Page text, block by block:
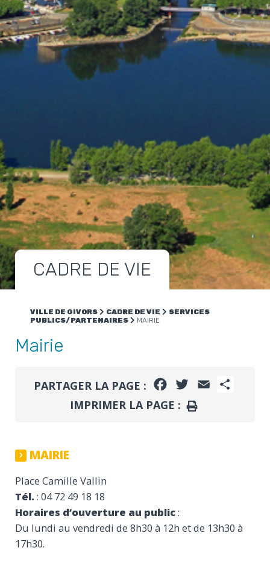
CADRE DE VIE
VILLE DE GIVORS CADRE DE VIE
SERVICES
PUBLICS/PARTENAIRES
MAIRIE
Mairie
PARTAGER LA PAGE : FACEBOOKTWITTER
EMAIL
IMPRIMER LA PAGE : IMPRIMER
MAIRIE
Place Camille Vallin
Tél.: 04 72 49 18 18
Horaires d’ouverture au public:
Du lundi au vendredi de 8h30 à 12h et de 13h30 à
17h30.